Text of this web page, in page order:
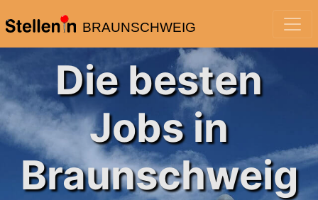
BRAUNSCHWEIG
Die besten
Jobs in
Braunschweig